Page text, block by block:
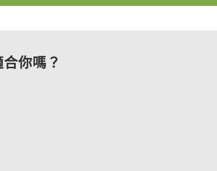
你嗎？